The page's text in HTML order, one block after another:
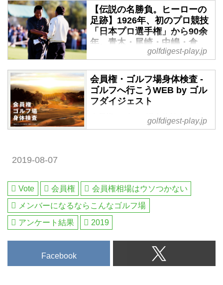
フダイジェスト
ゴルフダイジェスト社会員権サー
ビス部は1962年より「会員権取
引業」をスタートしました。
2019年で57年、10万件超の成約
当コラム【会員権相場はウソつか
ない】では、会員権売買の最前線
に流れるあらゆる情報をプロ目線
フ会員権を選定いたします。
【伝説の名勝負。ヒーローの
足跡】1926年、初のプロ競技
「日本プロ選手権」から90余
年。青木・尾崎・中嶋・倉
本・川岸・丸山・石川…掲載
ルフへ行こうWEB by ゴルフ
ダイジェスト
1903年、神戸ゴルフ倶楽部が誕
人によってニッポン･レースクラ
フ選手権競技」の原型となる。
golfdigest-play.jp
会員権・ゴルフ場身体検査 -
ゴルフへ行こうWEB by ゴル
フダイジェスト
会員権・ゴルフ場身体検査 の記
事一覧 - 国内ゴルフ旅行、ハワ
だけのお得なメンバーシップ情
報。初心者から上級者まで楽しめ
る厳選ゴルフ特集を日々配信。編
集の目利きが作るゴルフダイジェ
ストの総合サイト「ゴルフへ行こ
うWEB byゴルフダイジェスト」
golfdigest-play.jp
2019-08-07
Vote 会員権
会員権相場はウソつかない
メンバーになるならこんなゴルフ場
アンケート結果
2019
Facebook